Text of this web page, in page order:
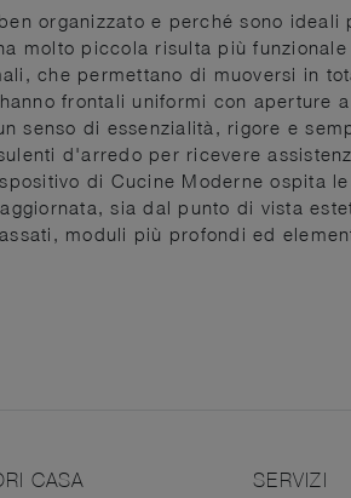
organizzato e perché sono ideali
molto piccola risulta più
che permettano di muoversi in
frontali uniformi con aperture
senso di essenzialità, rigore e
d'arredo per ricevere
di Cucine Moderne ospita
sia dal punto di vista
moduli più profondi ed
CASA SERVIZI